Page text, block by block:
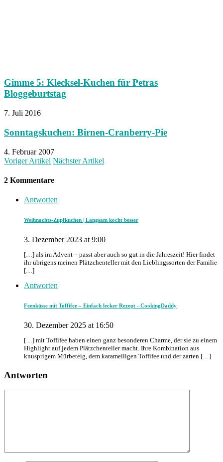
Gimme 5: Klecksel-Kuchen für Petras
Bloggeburtstag
7. Juli 2016
Sonntagskuchen: Birnen-Cranberry-Pie
4. Februar 2007
Voriger Artikel Nächster Artikel
2 Kommentare
Antworten
Weihnachts-Zupfkuchen | Langsam kocht besser
3. Dezember 2023 at 9:00
[…] als im Advent – passt aber auch so gut in die Jahreszeit! Hier findet
ihr übrigens meinen Plätzchenteller mit den Lieblingssorten der Familie
[…]
Antworten
Feenküsse mit Toffifee – Einfach lecker Rezept - CookingDaddy
30. Dezember 2025 at 16:50
[…] mit Toffifee haben einen ganz besonderen Charme, der sie zu einem
Highlight auf jedem Plätzchenteller macht. Ihre Kombination aus
knusprigem Mürbeteig, dem karamelligen Toffifee und der zarten […]
Antworten